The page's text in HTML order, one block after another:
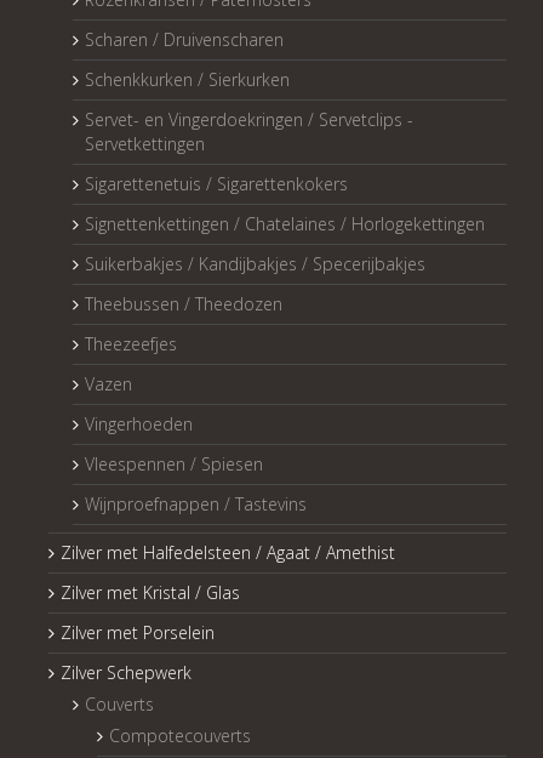
Scharen / Druivenscharen
Schenkkurken / Sierkurken
Servet- en Vingerdoekringen / Servetclips -
Servetkettingen
Sigarettenetuis / Sigarettenkokers
Signettenkettingen / Chatelaines / Horlogekettingen
Suikerbakjes / Kandijbakjes / Specerijbakjes
Theebussen / Theedozen
Theezeefjes
Vazen
Vingerhoeden
Vleespennen / Spiesen
Wijnproefnappen / Tastevins
Zilver met Halfedelsteen / Agaat / Amethist
Zilver met Kristal / Glas
Zilver met Porselein
Zilver Schepwerk
Couverts
Compotecouverts